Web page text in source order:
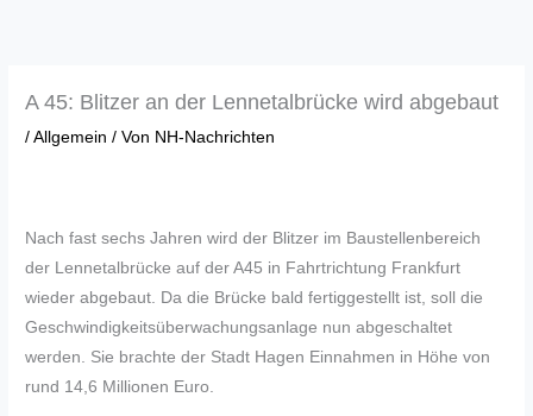
A 45: Blitzer an der Lennetalbrücke wird abgebaut
/Allgemein / Von NH-Nachrichten
Nach fast sechs Jahren wird der Blitzer im Baustellenbereich
der Lennetalbrücke auf der A45 in Fahrtrichtung Frankfurt
wieder abgebaut. Da die Brücke bald fertiggestellt ist, soll die
Geschwindigkeitsüberwachungsanlage nun abgeschaltet
werden. Sie brachte der Stadt Hagen Einnahmen in Höhe von
rund 14,6 Millionen Euro.